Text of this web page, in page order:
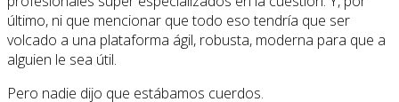
último, ni que mencionar que todo eso tendría que ser
volcado a una plataforma ágil, robusta, moderna para que a
alguien le sea útil.
Pero nadie dijo que estábamos cuerdos.